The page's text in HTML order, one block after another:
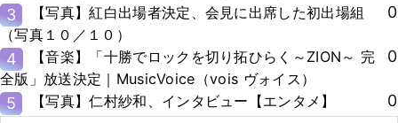
3
【写真】紅白出場者決定、会見に出席した初出場組
（写真１０／１０）
0
4
【音楽】「十勝でロックを切り拓ひらく～ZION～ 完
全版」放送決定｜MusicVoice（vois ヴォイス）
0
5 【写真】仁村紗和、インタビュー【エンタメ】 0